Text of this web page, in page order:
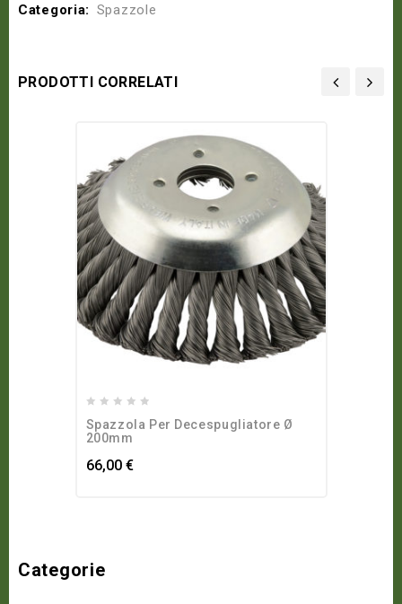
Categoria: Spazzole
PRODOTTI CORRELATI
out
5
Spazzola Per Decespugliatore Ø
200mm
66,00 €
Categorie